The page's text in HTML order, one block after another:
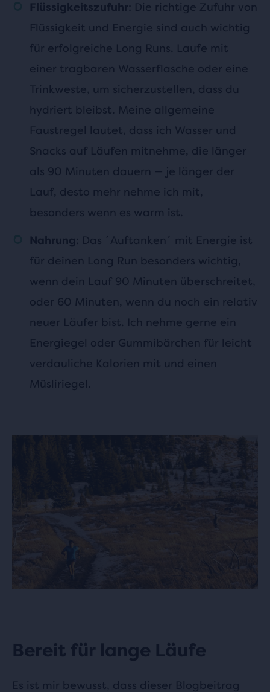
Flüssigkeitszufuhr: Die richtige Zufuhr von
Flüssigkeit und Energie sind auch wichtig
für erfolgreiche Long Runs. Laufe mit
einer tragbaren Wasserflasche oder eine
Trinkweste, um sicherzustellen, dass du
hydriert bleibst. Meine allgemeine
Faustregel lautet, dass ich Wasser und
Snacks auf Läufen mitnehme, die länger
als 90 Minuten dauern — je länger der
Lauf, desto mehr nehme ich mit,
besonders wenn es warm ist.
Nahrung : Das ´Auftanken´ mit Energie ist
für deinen Long Run besonders wichtig,
wenn dein Lauf 90 Minuten überschreitet,
oder 60 Minuten, wenn du noch ein relativ
neuer Läufer bist. Ich nehme gerne ein
Energiegel oder Gummibärchen für leicht
verdauliche Kalorien mit und einen
Müsliriegel.
Bereit für lange Läufe
Es ist mir bewusst, dass dieser Blogbeitrag